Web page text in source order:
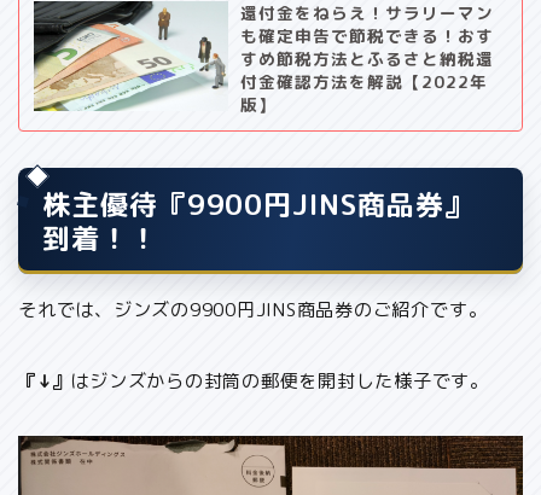
還付金をねらえ！サラリーマン
も確定申告で節税できる！おす
すめ節税方法とふるさと納税還
付金確認方法を解説【2022年
版】
株主優待『9900円JINS商品券』
到着！！
それでは、ジンズの9900円JINS商品券のご紹介です。
『↓』 はジンズからの封筒の郵便を開封した様子です。